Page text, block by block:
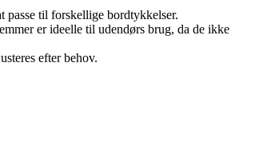
passe til forskellige bordtykkelser.
er ideelle til udendørs brug, da de ikke
efter behov.